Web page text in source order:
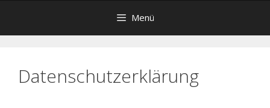
Menü
Datenschutzerklärung